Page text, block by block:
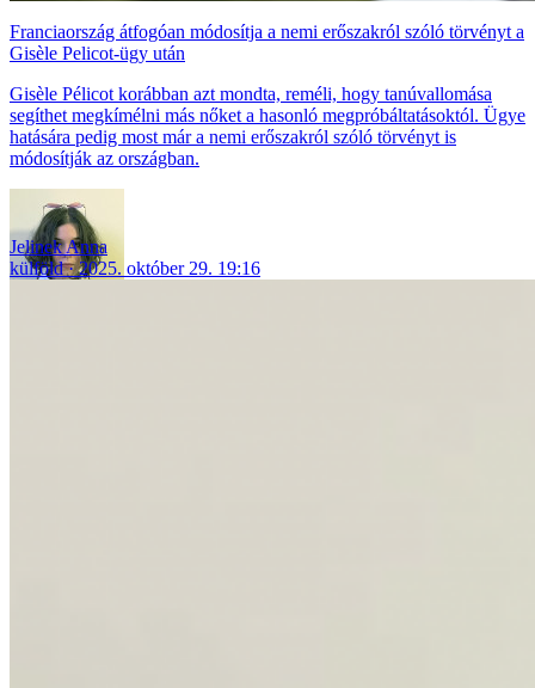
Franciaország átfogóan módosítja a nemi erőszakról szóló törvényt a
Gisèle Pelicot-ügy után
Gisèle Pélicot korábban azt mondta, reméli, hogy tanúvallomása
segíthet megkímélni más nőket a hasonló megpróbáltatásoktól. Ügye
hatására pedig most már a nemi erőszakról szóló törvényt is
módosítják az országban.
Jelinek Anna
külföld
2025. október 29. 19:16